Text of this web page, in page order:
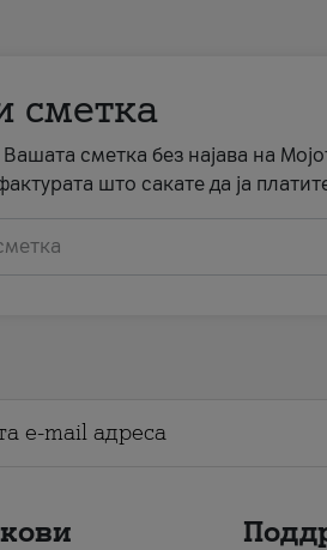
сметка
Вашата сметка без најава на
што сакате да ја